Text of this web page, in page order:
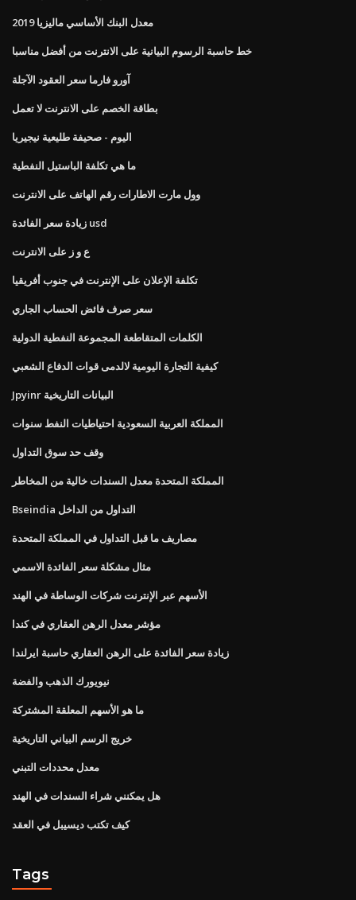
معدل البنك الأساسي ماليزيا 2019
خط حاسبة الرسوم البيانية على الانترنت من أفضل مناسبا
آورو فارما سعر العقود الآجلة
بطاقة الخصم على الانترنت لا تعمل
اليوم - صحيفة طليعية نيجيريا
ما هي تكلفة الباستيل النفطية
وول مارت الاطارات رقم الهاتف على الانترنت
زيادة سعر الفائدة usd
ع و ز على الانترنت
تكلفة الإعلان على الإنترنت في جنوب أفريقيا
سعر صرف فائض الحساب الجاري
الكلمات المتقاطعة المجموعة النفطية الدولية
كيفية التجارة اليومية لالدمى قوات الدفاع الشعبي
Jpyinr البيانات التاريخية
المملكة العربية السعودية احتياطيات النفط سنوات
وقف حد سوق التداول
المملكة المتحدة معدل السندات خالية من المخاطر
Bseindia التداول من الداخل
مصاريف ما قبل التداول في المملكة المتحدة
مثال مشكلة سعر الفائدة الاسمي
الأسهم عبر الإنترنت شركات الوساطة في الهند
مؤشر معدل الرهن العقاري في كندا
زيادة سعر الفائدة على الرهن العقاري حاسبة ايرلندا
نيويورك الذهب والفضة
ما هو الأسهم المعلقة المشتركة
خريج الرسم البياني التاريخية
معدل محددات التبني
هل يمكنني شراء السندات في الهند
كيف تكتب ديسيبل في العقد
Tags